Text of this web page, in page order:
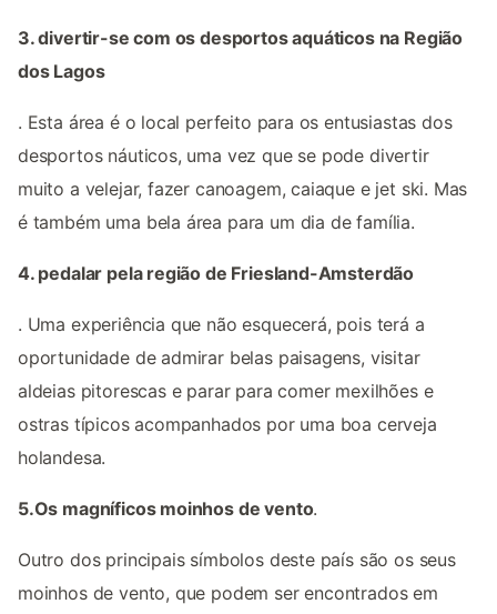
3. divertir-se com os desportos aquáticos na Região
dos Lagos
. Esta área é o local perfeito para os entusiastas dos
desportos náuticos, uma vez que se pode divertir
muito a velejar, fazer canoagem, caiaque e jet ski. Mas
é também uma bela área para um dia de família.
4. pedalar pela região de Friesland-Amsterdão
. Uma experiência que não esquecerá, pois terá a
oportunidade de admirar belas paisagens, visitar
aldeias pitorescas e parar para comer mexilhões e
ostras típicos acompanhados por uma boa cerveja
holandesa.
5.Os magníficos moinhos de vento.
Outro dos principais símbolos deste país são os seus
moinhos de vento, que podem ser encontrados em